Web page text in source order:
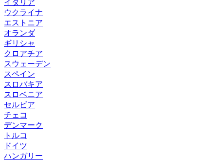
イタリア
ウクライナ
エストニア
オランダ
ギリシャ
クロアチア
スウェーデン
スペイン
スロバキア
スロベニア
セルビア
チェコ
デンマーク
トルコ
ドイツ
ハンガリー